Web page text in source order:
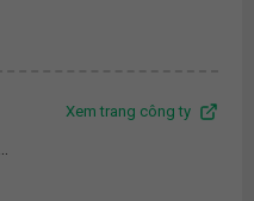
Xem trang công ty